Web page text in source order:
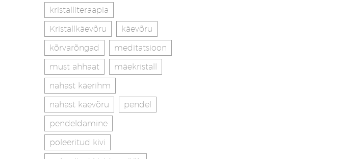
kristalliteraapia
Kristallkäevõru
käevõru
kõrvarõngad
meditatsioon
must ahhaat
mäekristall
nahast käerihm
nahast käevõru
pendel
pendeldamine
poleeritud kivi